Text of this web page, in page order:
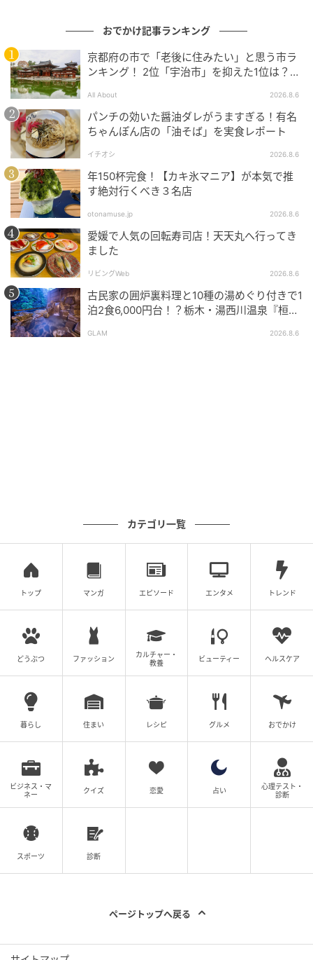
おでかけ記事ランキング
京都府の市で「老後に住みたい」と思う市ラ
ンキング！ 2位「宇治市」を抑えた1位は？
All About 2026.8.6
パンチの効いた醤油ダレがうますぎる！有名
ちゃんぽん店の「油そば」を実食レポート
イチオシ 2026.8.6
年150杯完食！【カキ氷マニア】が本気で推
す絶対行くべき３名店
otonamuse.jp 2026.8.6
愛媛で人気の回転寿司店！天天丸へ行ってき
ました
リビングWeb 2026.8.6
古民家の囲炉裏料理と10種の湯めぐり付きで1
泊2食6,000円台！？栃木・湯西川温泉『桓武
GLAM 2026.8.6
カテゴリ一覧
トップ マンガ エピソード エンタメ トレンド
どうぶつ ファッション
カルチャー・
教養
ビューティー ヘルスケア
暮らし 住まい レシピ グルメ おでかけ
ビジネス・マ
ネー
クイズ 恋愛 占い
心理テスト・
診断
スポーツ 診断
ページトップへ戻る